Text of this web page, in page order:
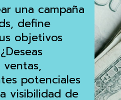
una campaña
define
objetivos
potenciales
visibilidad de